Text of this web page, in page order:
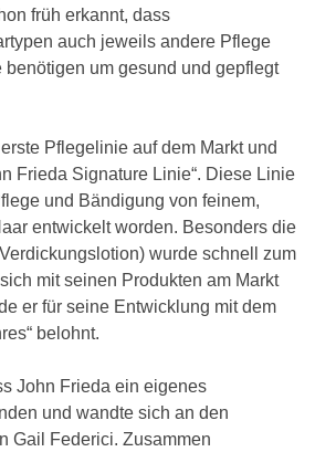
früh erkannt, dass
auch jeweils andere Pflege
benötigen um gesund und gepflegt
Pflegelinie auf dem Markt und
Frieda Signature Linie“. Diese Linie
und Bändigung von feinem,
entwickelt worden. Besonders die
wurde schnell zum
mit seinen Produkten am Markt
er für seine Entwicklung mit dem
belohnt.
John Frieda ein eigenes
und wandte sich an den
Gail Federici. Zusammen